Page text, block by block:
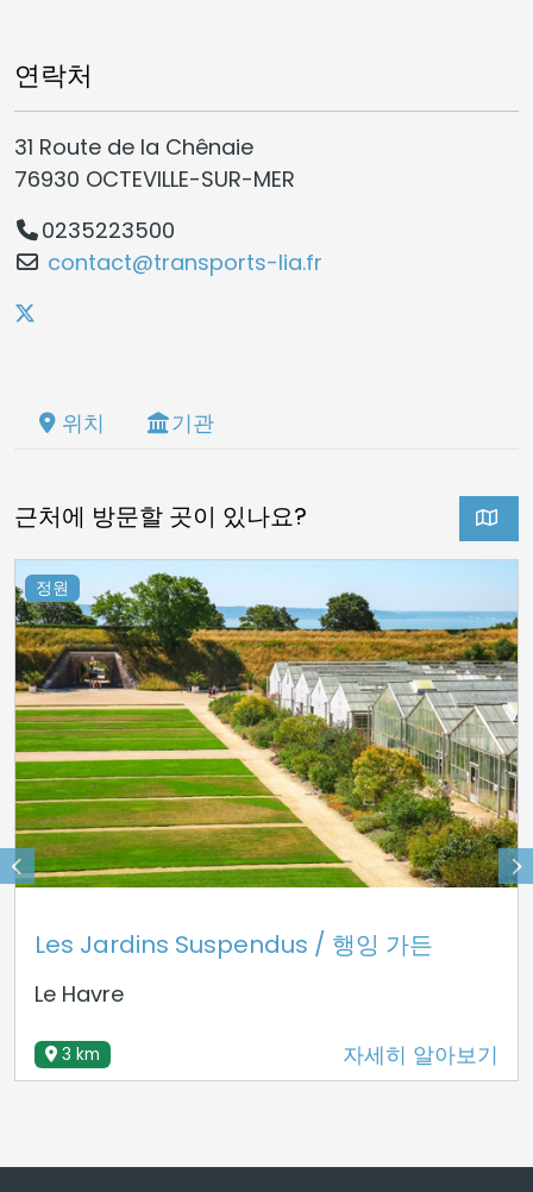
연락처
31 Route de la Chênaie
76930 OCTEVILLE-SUR-MER
0235223500
contact@transports-lia.fr
위치 기관
근처에 방문할 곳이 있나요?
정원
Les Jardins Suspendus / 행잉 가든
Le Havre
3 km 자세히 알아보기